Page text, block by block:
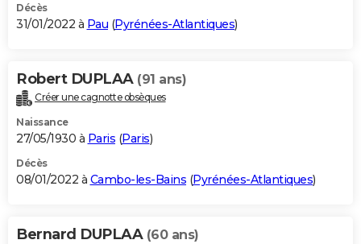
Décès
31/01/2022 à Pau (Pyrénées-Atlantiques)
Robert DUPLAA (91 ans)
Créer une cagnotte obsèques
Naissance
27/05/1930 à Paris (Paris)
Décès
08/01/2022 à Cambo-les-Bains (Pyrénées-Atlantiques)
Bernard DUPLAA (60 ans)